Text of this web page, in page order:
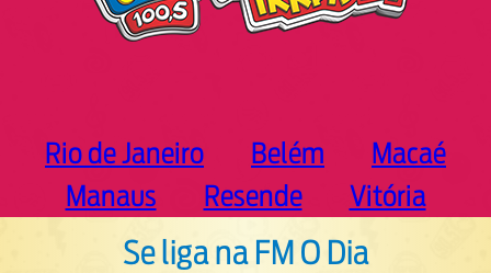
Rio de Janeiro Belém
Macaé
Manaus
Resende Vitória
Se liga na FM O Dia